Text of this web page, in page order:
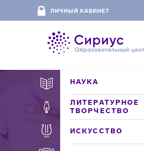
ЛИЧНЫЙ КАБИНЕТ
НАУКА
ЛИТЕРАТУРНОЕ
ТВОРЧЕСТВО
ИСКУССТВО